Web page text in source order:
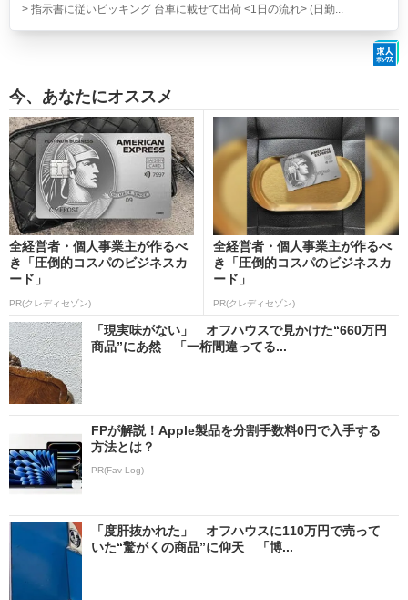
> 指示書に従いピッキング 台車に載せて出荷 <1日の流れ> (日勤...
今、あなたにオススメ
全経営者・個人事業主が作るべ
き「圧倒的コスパのビジネスカ
ード」
PR(クレディセゾン)
全経営者・個人事業主が作るべ
き「圧倒的コスパのビジネスカ
ード」
PR(クレディセゾン)
「現実味がない」 オフハウスで見かけた“660万円
商品”にあ然 「一桁間違ってる...
FPが解説！Apple製品を分割手数料0円で入手する
方法とは？
PR(Fav-Log)
「度肝抜かれた」 オフハウスに110万円で売って
いた“驚がくの商品”に仰天 「博...